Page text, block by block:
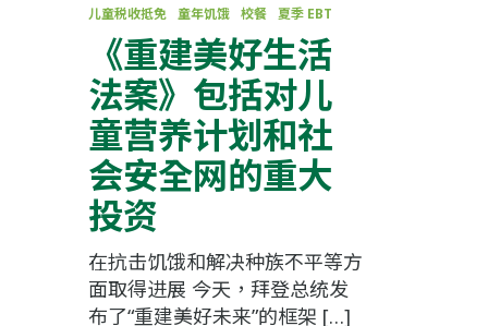
儿童税收抵免 童年饥饿 校餐 夏季 EBT
《重建美好生活
法案》包括对儿
童营养计划和社
会安全网的重大
投资
在抗击饥饿和解决种族不平等方
面取得进展 今天，拜登总统发
布了“重建美好未来”的框架 […]